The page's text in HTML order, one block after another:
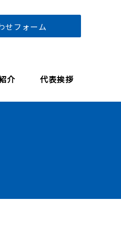
せフォーム
介 代表挨拶